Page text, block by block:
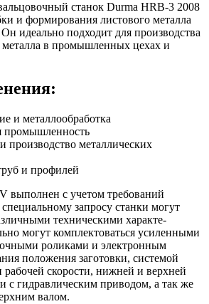
станок Durma HRB-3 2008
и формирования листового металла
идеально подходит для производства
металла в промышленных цехах и
и металлообработка
промышленность
производство металлических
и профилей
выполнен с учетом требований
запросу станки могут
техническими характе-
могут комплектоваться усиленными
роликами и электронным
положения заготовки, системой
рабочей скорости, нижней и верхней
с гидравлическим приводом, а так же
валом.